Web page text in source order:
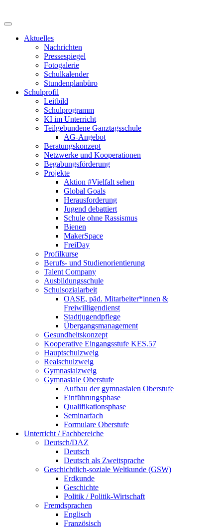
Aktuelles
Nachrichten
Pressespiegel
Fotogalerie
Schulkalender
Stundenplanbüro
Schulprofil
Leitbild
Schulprogramm
KI im Unterricht
Teilgebundene Ganztagsschule
AG-Angebot
Beratungskonzept
Netzwerke und Kooperationen
Begabungsförderung
Projekte
Aktion #Vielfalt sehen
Global Goals
Herausforderung
Jugend debattiert
Schule ohne Rassismus
Bienen
MakerSpace
FreiDay
Profilkurse
Berufs- und Studienorientierung
Talent Company
Ausbildungsschule
Schulsozialarbeit
OASE, päd. Mitarbeiter*innen &
Freiwilligendienst
Stadtjugendpflege
Übergangsmanagement
Gesundheitskonzept
Kooperative Eingangsstufe KES.57
Hauptschulzweig
Realschulzweig
Gymnasialzweig
Gymnasiale Oberstufe
Aufbau der gymnasialen Oberstufe
Einführungsphase
Qualifikationsphase
Seminarfach
Formulare Oberstufe
Unterricht / Fachbereiche
Deutsch/DAZ
Deutsch
Deutsch als Zweitsprache
Geschichtlich-soziale Weltkunde (GSW)
Erdkunde
Geschichte
Politik / Politik-Wirtschaft
Fremdsprachen
Englisch
Französisch